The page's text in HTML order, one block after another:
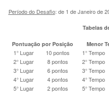
Período do Desafio: de 1 de Janeiro de
Tabelas
Pontuação por Posição
1° Lugar
10 pontos
2° Lugar
8 pontos
3° Lugar
6 pontos
4° Lugar
4 pontos
5° Lugar
2 pontos
Menor
1° Tempo
2° Tempo
3° Tempo
4° Tempo
5° Tempo